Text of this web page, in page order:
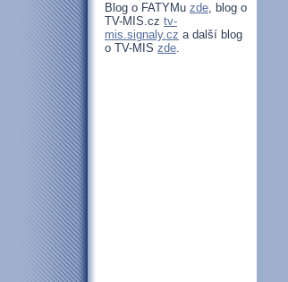
Blog o FATYMu zde, blog o
TV-MIS.cz tv-
mis.signaly.cz a další blog
o TV-MIS zde.